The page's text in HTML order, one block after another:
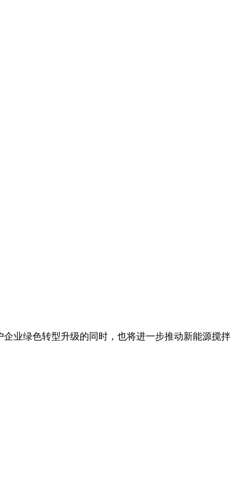
业绿色转型升级的同时，也将进一步推动新能源搅拌